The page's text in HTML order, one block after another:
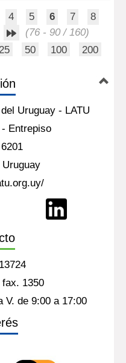
4 5 6 7
8
(76 - 90 / 160)
50 100 200
Uruguay - LATU
Entrepiso
1350
V. de 9:00 a 17:00